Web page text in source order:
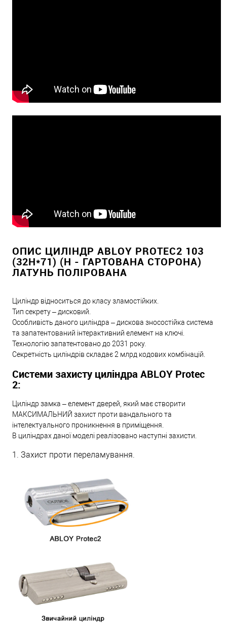
ОПИС ЦИЛІНДР ABLOY PROTEC2 103
(32H*71) (H - ГАРТОВАНА СТОРОНА)
ЛАТУНЬ ПОЛІРОВАНА
Циліндр відноситься до класу зламостійких.
Тип секрету – дисковий.
Особливість даного циліндра – дискова зносостійка система
та запатентований інтерактивний елемент на ключі.
Технологію запатентовано до 2031 року.
Секретність циліндрів складає 2 млрд кодових комбінацій.
Системи захисту циліндра ABLOY Protec
2:
Циліндр замка – елемент дверей, який має створити
МАКСИМАЛЬНИЙ захист проти вандального та
інтелектуального проникнення в приміщення.
В циліндрах даної моделі реалізовано наступні захисти.
1. Захист проти переламування.